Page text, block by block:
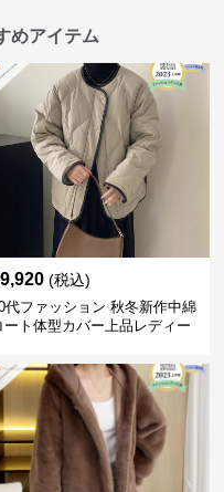
めアイテム
9,920 (税込)
代ファッション 秋冬新作中綿
ート体型カバー上品レディー